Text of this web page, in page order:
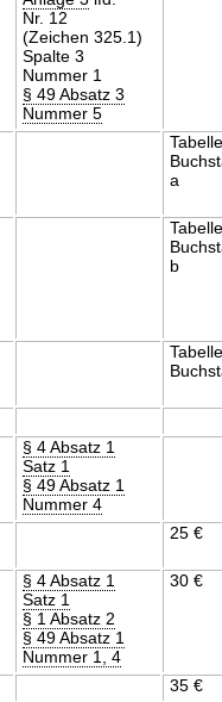
Nr. 12
(Zeichen 325.1)
Spalte 3
Nummer 1
§ 49 Absatz 3
Nummer 5
a
b
§ 4 Absatz 1
Satz 1
§ 49 Absatz 1
Nummer 4
25 €
§ 4 Absatz 1
Satz 1
§ 1 Absatz 2
§ 49 Absatz 1
Nummer 1, 4
30 €
35 €